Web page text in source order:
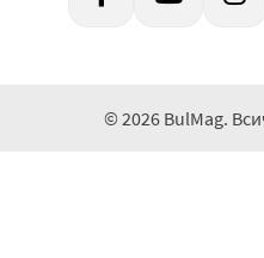
© 2026 BulMag.